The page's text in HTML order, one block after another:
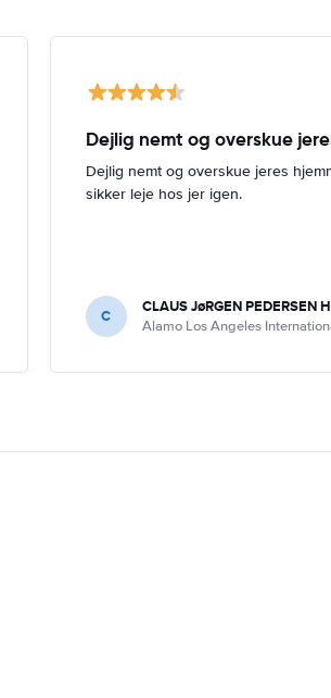
Dejlig nemt og overskue
Dejlig nemt og overskue jeres
sikker leje hos jer igen.
C CLAUS JøRGEN PEDERSEN
Alamo Los Angeles